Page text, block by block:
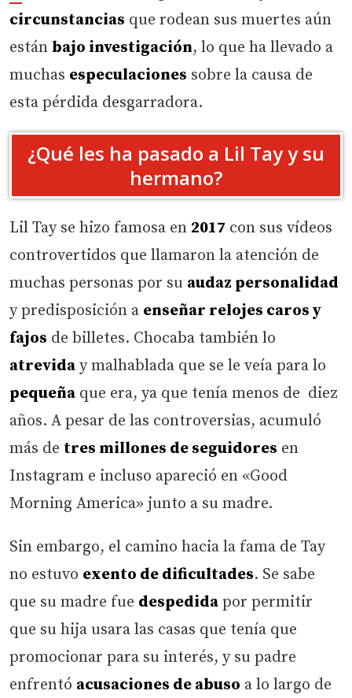
circunstancias que rodean sus muertes aún
están bajo investigación, lo que ha llevado a
muchas especulaciones sobre la causa de
esta pérdida desgarradora.
¿Qué les ha pasado a Lil Tay y su
hermano?
Lil Tay se hizo famosa en 2017 con sus vídeos
controvertidos que llamaron la atención de
muchas personas por su audaz personalidad
y predisposición a enseñar relojes caros y
fajos de billetes. Chocaba también lo
atrevida y malhablada que se le veía para lo
pequeña que era, ya que tenía menos de diez
años. A pesar de las controversias, acumuló
más de tres millones de seguidores en
Instagram e incluso apareció en «Good
Morning America» junto a su madre.
Sin embargo, el camino hacia la fama de Tay
no estuvo exento de dificultades. Se sabe
que su madre fue despedida por permitir
que su hija usara las casas que tenía que
promocionar para su interés, y su padre
enfrentó acusaciones de abuso a lo largo de